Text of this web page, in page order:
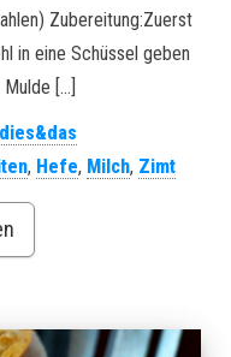
Zubereitung:Zuerst
in eine Schüssel geben
[…]
dies&das
, Hefe, Milch, Zimt